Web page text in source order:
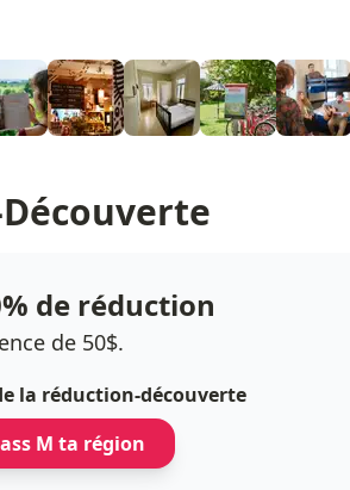
de réduction
de 50$.
la réduction-découverte
M ta région